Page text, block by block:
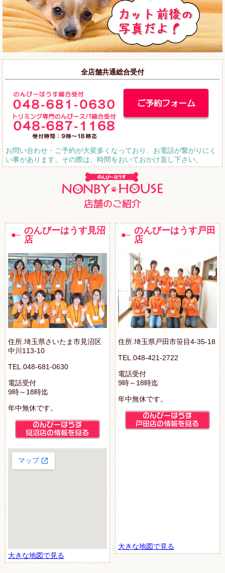
全店舗共通総合受付
お問い合わせ・ご予約が大変多くなっており、お電話が繋がりにく
い事があります。その際は、時間をおいておかけ直し下さい。
のんびーはうす見沼
店
住所.埼玉県さいたま市見沼区
中川113-10
TEL.048-681-0630
電話受付
9時～18時迄
年中無休です。
大きな地図で見る
のんびーはうす戸田
店
住所.埼玉県戸田市笹目4-35-18
TEL.048-421-2722
電話受付
9時～18時迄
年中無休です。
大きな地図で見る